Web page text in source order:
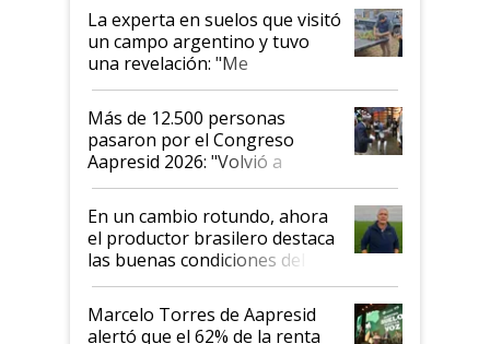
La experta en suelos que visitó
un campo argentino y tuvo
una revelación: "Me
impresionó mucho"
Más de 12.500 personas
pasaron por el Congreso
Aapresid 2026: "Volvió a
demostrar que hablar del
suelo es hablar de todo el
sistema productivo"
En un cambio rotundo, ahora
el productor brasilero destaca
las buenas condiciones del
agro argentino para invertir:
"Los veo más motivados"
Marcelo Torres de Aapresid
alertó que el 62% de la renta